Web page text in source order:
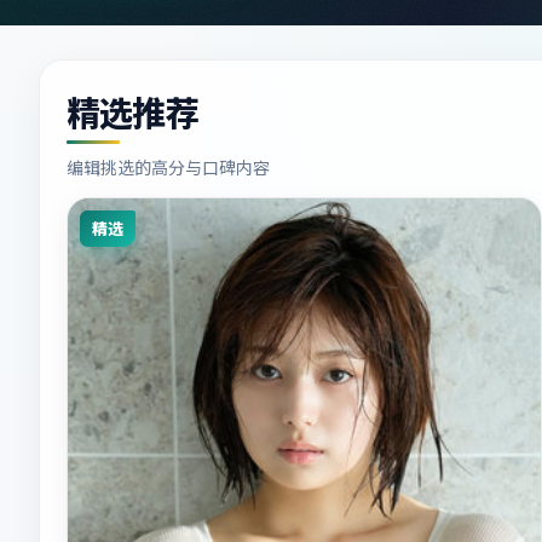
精选推荐
编辑挑选的高分与口碑内容
精选